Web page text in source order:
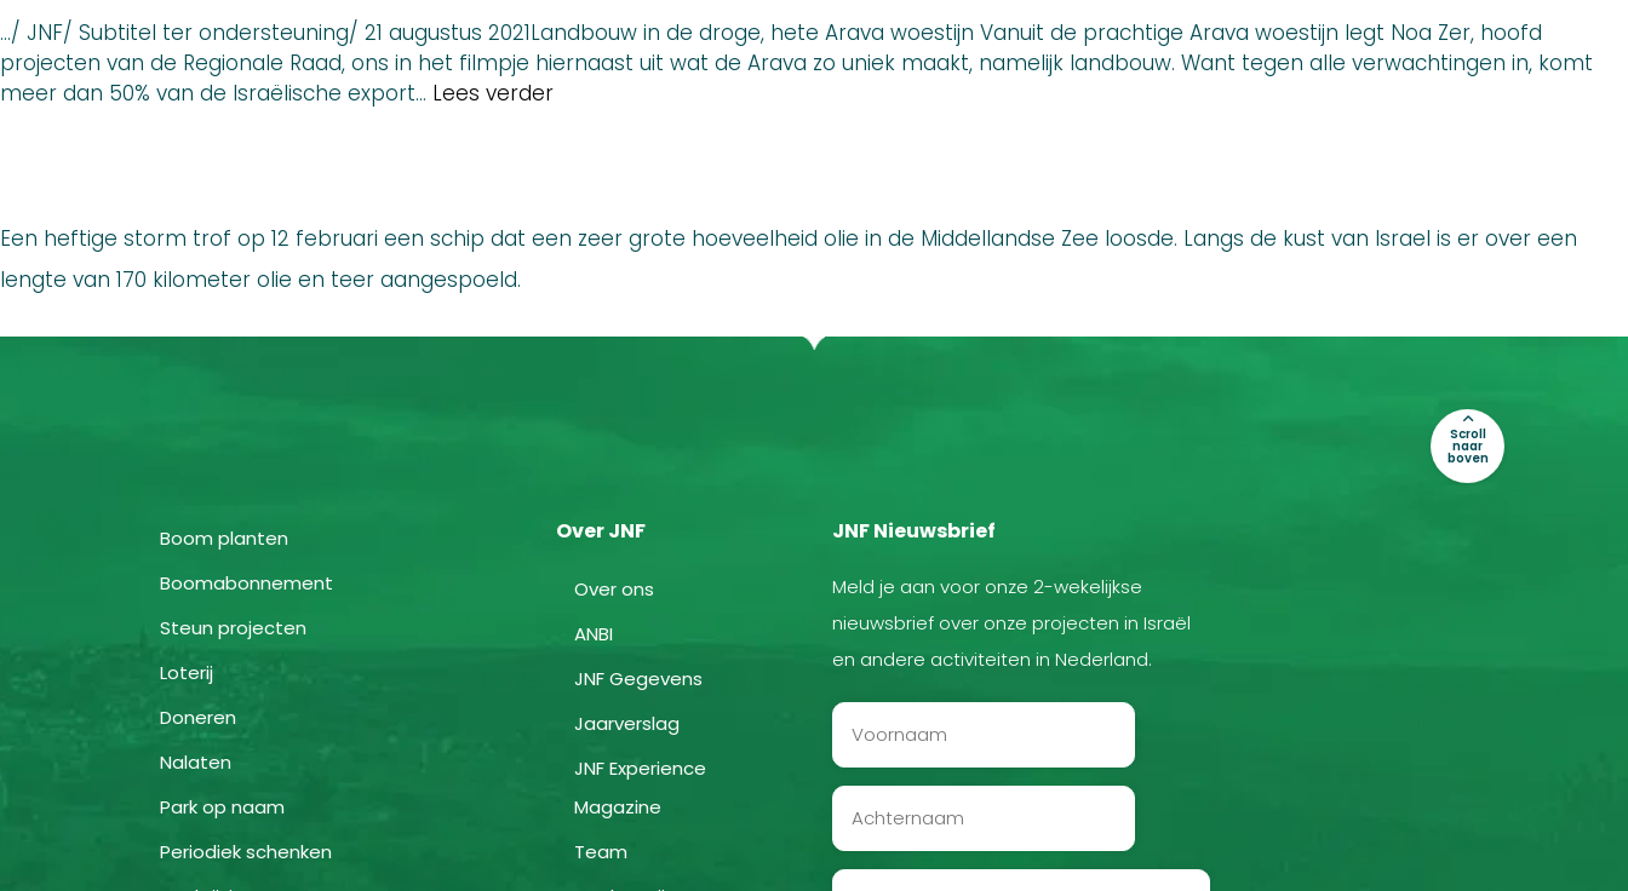
.../ JNF/ Subtitel ter ondersteuning/ 21 augustus 2021Landbouw in de droge, hete Arava woestijn Vanuit de prachtige Arava woestijn legt Noa Zer, hoofd
projecten van de Regionale Raad, ons in het filmpje hiernaast uit wat de Arava zo uniek maakt, namelijk landbouw. Want tegen alle verwachtingen in, komt
meer dan 50% van de Israëlische export… Lees verderLandbouw
woestijn
Een heftige storm trof op 12 februari een schip dat een zeer grote hoeveelheid olie in de Middellandse Zee loosde. Langs de kust van Israel is er over een
lengte van 170 kilometer olie en teer aangespoeld.
Boom planten
Boomabonnement
Steun projecten
Loterij
Doneren
Nalaten
Park op naam
Periodiek schenken
Over JNF
Over ons
ANBI
JNF Gegevens
Jaarverslag
JNF Experience
Magazine
Team
Scroll
naar
boven
JNF Nieuwsbrief
Meld je aan voor onze 2-wekelijkse
nieuwsbrief over onze projecten in Israël
en andere activiteiten in Nederland.